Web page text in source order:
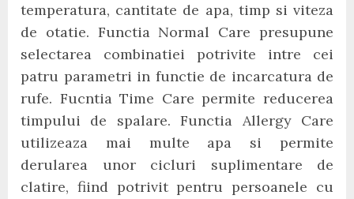
temperatura, cantitate de apa, timp si viteza
de otatie. Functia Normal Care presupune
selectarea combinatiei potrivite intre cei
patru parametri in functie de incarcatura de
rufe. Fucntia Time Care permite reducerea
timpului de spalare. Functia Allergy Care
utilizeaza mai multe apa si permite
derularea unor cicluri suplimentare de
clatire, fiind potrivit pentru persoanele cu